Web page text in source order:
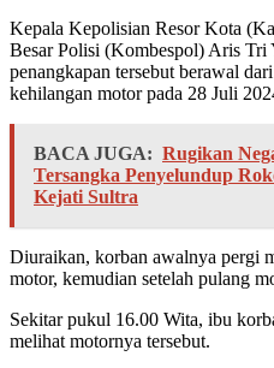
Kepala Kepolisian Resor Kota
Besar Polisi (Kombespol) Aris Tri
penangkapan tersebut berawal
kehilangan motor pada 28 Juli
BACA JUGA: Rugikan
Tersangka Penyelundup
Kejati Sultra
Diuraikan, korban awalnya pergi
motor, kemudian setelah pulang
Sekitar pukul 16.00 Wita, ibu
melihat motornya tersebut.